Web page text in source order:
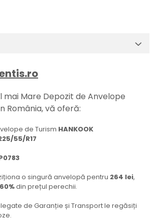
mai Mare Depozit de Anvelope
România, vă oferă:
de Turism HANKOOK
55/R17
o singură anvelopă pentru 264 lei,
60%din prețul perechii.
de Garanție și Transport le regăsiți